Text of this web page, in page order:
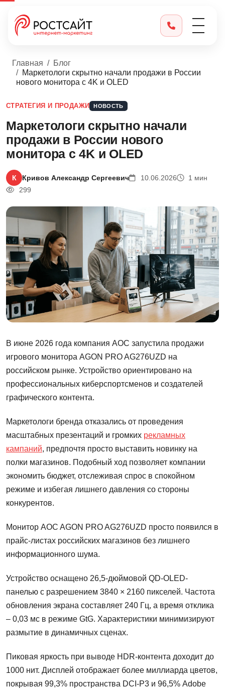
Главная
Блог
Маркетологи скрытно начали продажи в России
нового монитора с 4K и OLED
СТРАТЕГИЯ И ПРОДАЖИ НОВОСТЬ
Маркетологи скрытно начали
продажи в России нового
монитора с 4K и OLED
К Кривов Александр Сергеевич 10.06.2026
1 мин
299
В июне 2026 года компания AOC запустила продажи
игрового монитора AGON PRO AG276UZD на
российском рынке. Устройство ориентировано на
профессиональных киберспортсменов и создателей
графического контента.
Маркетологи бренда отказались от проведения
масштабных презентаций и громких рекламных
кампаний, предпочтя просто выставить новинку на
полки магазинов. Подобный ход позволяет компании
экономить бюджет, отслеживая спрос в спокойном
режиме и избегая лишнего давления со стороны
конкурентов.
Монитор AOC AGON PRO AG276UZD просто появился в
прайс-листах российских магазинов без лишнего
информационного шума.
Устройство оснащено 26,5-дюймовой QD-OLED-
панелью с разрешением 3840 × 2160 пикселей. Частота
обновления экрана составляет 240 Гц, а время отклика
– 0,03 мс в режиме GtG. Характеристики минимизируют
размытие в динамичных сценах.
Пиковая яркость при выводе HDR-контента доходит до
1000 нит. Дисплей отображает более миллиарда цветов,
покрывая 99,3% пространства DCI-P3 и 96,5% Adobe